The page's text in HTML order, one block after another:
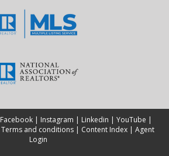
Facebook | Instagram | Linkedin | YouTube |
Terms and conditions | Content Index | Agent
Login